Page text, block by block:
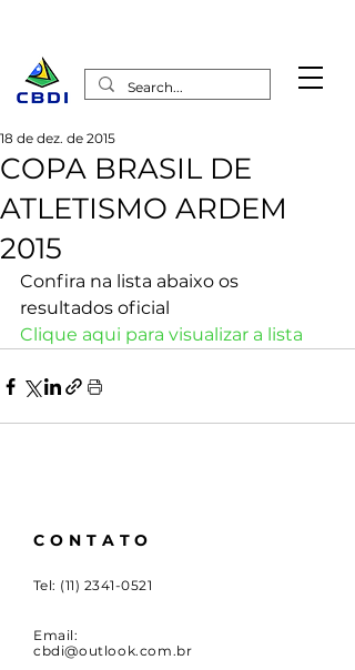
COPA BRASIL DE
ATLETISMO ARDEM
2015
18 de dez. de 2015
Confira na lista abaixo os
resultados oficial
Clique aqui para visualizar a lista
CONTATO
Tel: (11) 2341-0521
Email:
cbdi@outlook.com.br